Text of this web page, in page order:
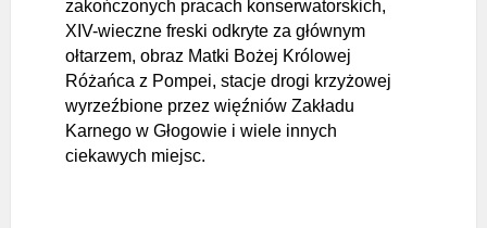
zakończonych pracach konserwatorskich,
XIV-wieczne freski odkryte za głównym
ołtarzem, obraz Matki Bożej Królowej
Różańca z Pompei, stacje drogi krzyżowej
wyrzeźbione przez więźniów Zakładu
Karnego w Głogowie i wiele innych
ciekawych miejsc.